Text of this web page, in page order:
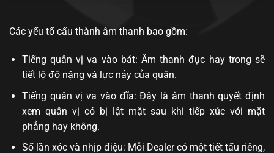
Các yếu tố cấu thành âm thanh bao gồm:
Tiếng quân vị va vào bát: Âm thanh đục hay trong sẽ
tiết lộ độ nặng và lực nảy của quân.
Tiếng quân vị va vào đĩa: Đây là âm thanh quyết định
xem quân vị có bị lật mặt sau khi tiếp xúc với mặt
phẳng hay không.
Số lần xóc và nhịp điệu: Mỗi Dealer có một tiết tấu riêng,